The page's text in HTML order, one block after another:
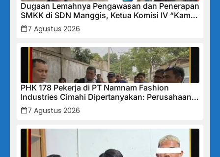
Dugaan Lemahnya Pengawasan dan Penerapan
SMKK di SDN Manggis, Ketua Komisi IV “Kami
Tidak Akan Segan Menindak”
7 Agustus 2026
PHK 178 Pekerja di PT Namnam Fashion
Industries Cimahi Dipertanyakan: Perusahaan
Klaim Rugi, Laporan Keuangan Justru
Tunjukkan Penurunan Laba.
7 Agustus 2026